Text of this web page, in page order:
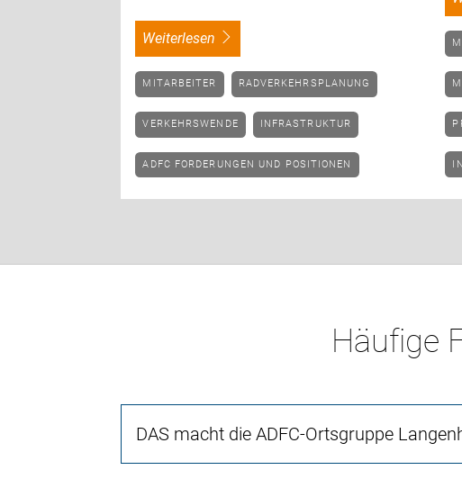
weiterlesen
MITARBEITER RADVERKEHRSPLANUNG
VERKEHRSWENDE INFRASTRUKTUR
ADFC FORDERUNGEN UND POSITIONEN
Häufige
DAS macht die ADFC-Ortsgruppe